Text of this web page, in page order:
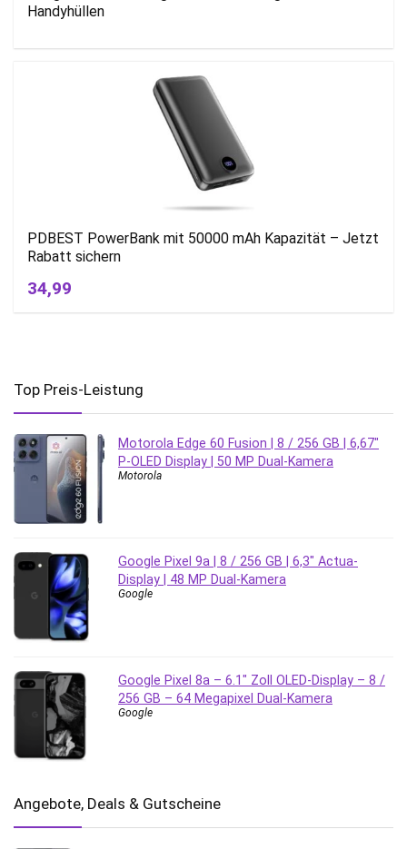
Handyhüllen
PDBEST PowerBank mit 50000 mAh Kapazität – Jetzt
Rabatt sichern
34,99
Top Preis-Leistung
Motorola Edge 60 Fusion | 8 / 256 GB | 6,67″
P-OLED Display | 50 MP Dual-Kamera
Motorola
Google Pixel 9a | 8 / 256 GB | 6,3″ Actua-
Display | 48 MP Dual-Kamera
Google
Google Pixel 8a – 6.1″ Zoll OLED-Display – 8 /
256 GB – 64 Megapixel Dual-Kamera
Google
Angebote, Deals & Gutscheine